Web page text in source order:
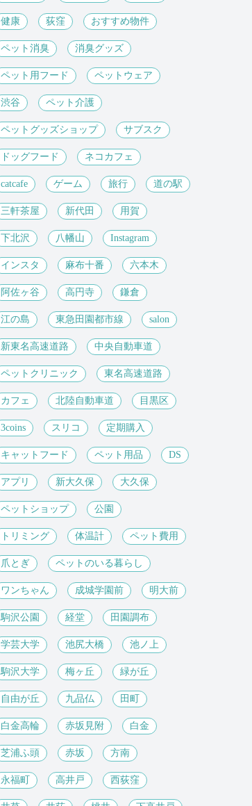
健康 荻窪 おすすめ物件
ペット消臭 消臭グッズ
ペット用フード ペットウェア
渋谷 ペット介護
ペットグッズショップ サブスク
ドッグフード ネコカフェ
catcafe ゲーム 旅行 道の駅
三軒茶屋 新代田 用賀
下北沢 八幡山 Instagram
インスタ 麻布十番 六本木
阿佐ヶ谷 高円寺 鎌倉
江の島 東急田園都市線 salon
新東名高速道路 中央自動車道
ペットクリニック 東名高速道路
カフェ 北陸自動車道 目黒区
3coins スリコ 定期購入
キャットフード ペット用品 DS
アプリ 新大久保 大久保
ペットショップ 公園
トリミング 体温計 ペット費用
爪とぎ ペットのいる暮らし
ワンちゃん 成城学園前 明大前
駒沢公園 経堂 田園調布
学芸大学 池尻大橋 池ノ上
駒沢大学 梅ヶ丘 緑が丘
自由が丘 九品仏 田町
白金高輪 赤坂見附 白金
芝浦ふ頭 赤坂 方南
永福町 高井戸 西荻窪